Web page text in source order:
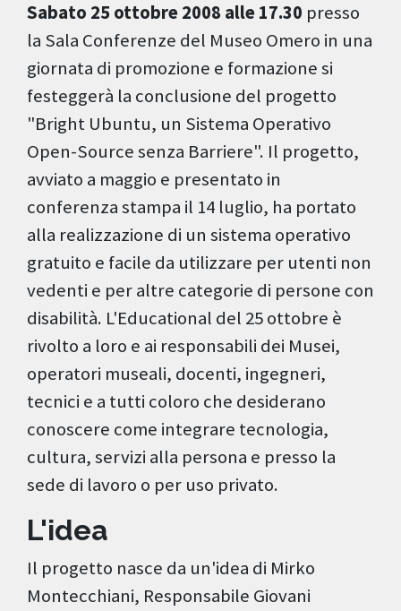
Sabato 25 ottobre 2008 alle 17.30 presso
la Sala Conferenze del Museo Omero in una
giornata di promozione e formazione si
festeggerà la conclusione del progetto
"Bright Ubuntu, un Sistema Operativo
Open-Source senza Barriere". Il progetto,
avviato a maggio e presentato in
conferenza stampa il 14 luglio, ha portato
alla realizzazione di un sistema operativo
gratuito e facile da utilizzare per utenti non
vedenti e per altre categorie di persone con
disabilità. L'Educational del 25 ottobre è
rivolto a loro e ai responsabili dei Musei,
operatori museali, docenti, ingegneri,
tecnici e a tutti coloro che desiderano
conoscere come integrare tecnologia,
cultura, servizi alla persona e presso la
sede di lavoro o per uso privato.
L'idea
Il progetto nasce da un'idea di Mirko
Montecchiani, Responsabile Giovani